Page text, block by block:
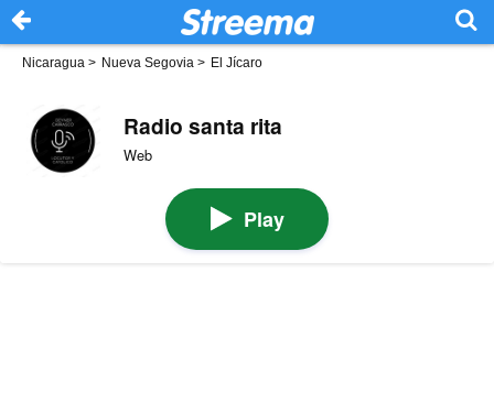
Nicaragua > Nueva Segovia > El Jícaro
Radio santa rita
Web
Play